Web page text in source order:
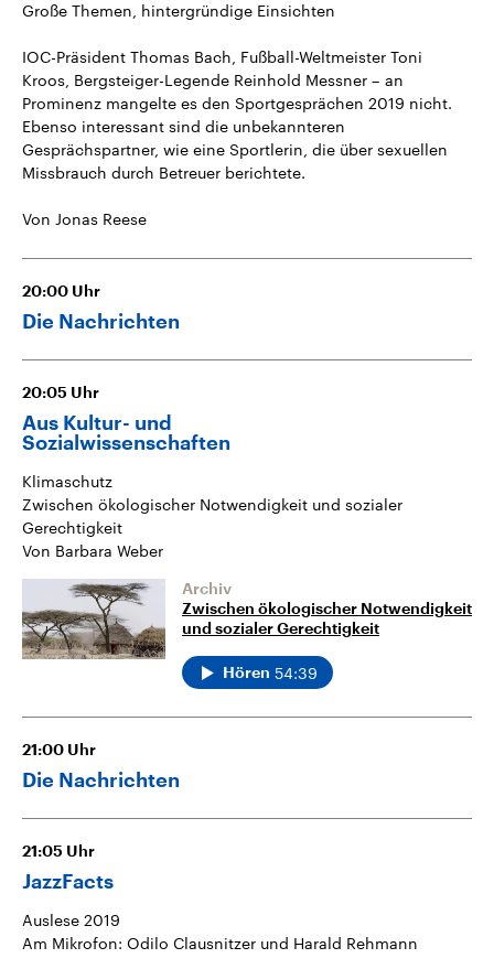
Große Themen, hintergründige Einsichten
IOC-Präsident Thomas Bach, Fußball-Weltmeister Toni
Kroos, Bergsteiger-Legende Reinhold Messner – an
Prominenz mangelte es den Sportgesprächen 2019 nicht.
Ebenso interessant sind die unbekannteren
Gesprächspartner, wie eine Sportlerin, die über sexuellen
Missbrauch durch Betreuer berichtete.
Von Jonas Reese
20:00 Uhr
Die Nachrichten
20:05 Uhr
Aus Kultur- und
Sozialwissenschaften
Klimaschutz
Zwischen ökologischer Notwendigkeit und sozialer
Gerechtigkeit
Von Barbara Weber
Archiv
Zwischen ökologischer Notwendigkeit
und sozialer Gerechtigkeit
Hören 54:39
21:00 Uhr
Die Nachrichten
21:05 Uhr
JazzFacts
Auslese 2019
Am Mikrofon: Odilo Clausnitzer und Harald Rehmann